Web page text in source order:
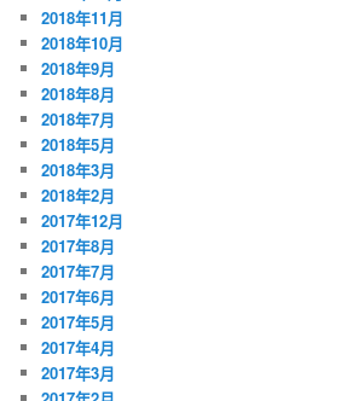
2018年11月
2018年10月
2018年9月
2018年8月
2018年7月
2018年5月
2018年3月
2018年2月
2017年12月
2017年8月
2017年7月
2017年6月
2017年5月
2017年4月
2017年3月